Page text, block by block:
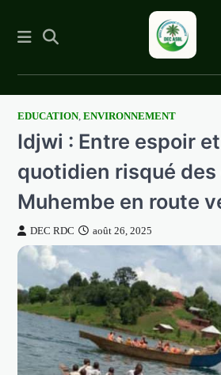
Skip
content
EDUCATION,ENVIRONNEMENT
Idjwi : Entre espoir
quotidien risqué
Muhembe en route
DEC RDC août 26, 2025